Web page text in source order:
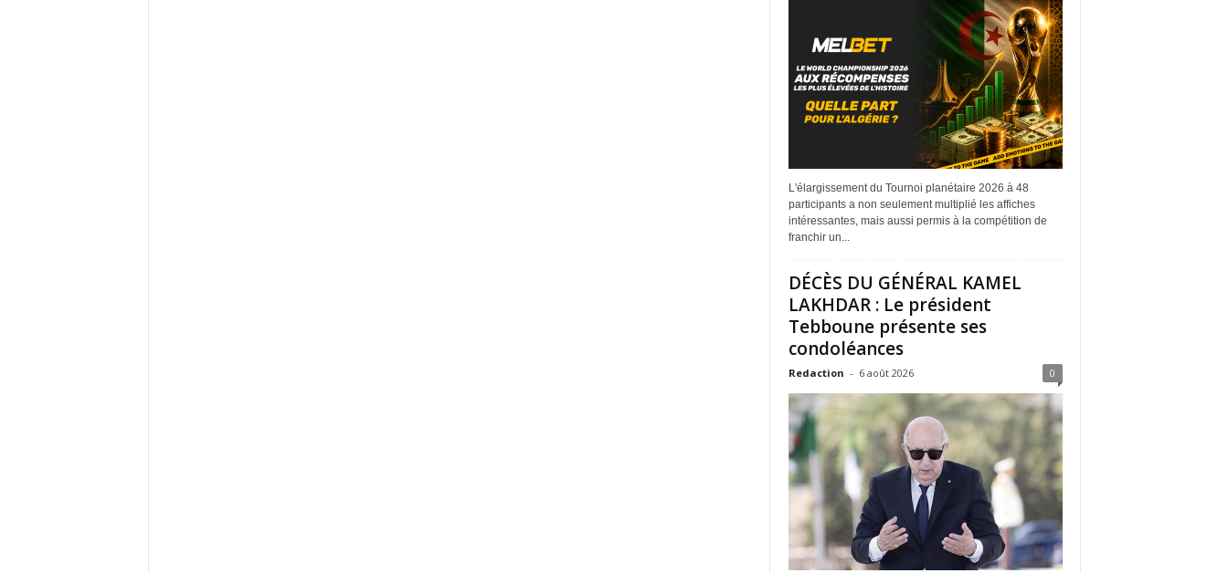
L'élargissement du Tournoi planétaire 2026 à 48
participants a non seulement multiplié les affiches
intéressantes, mais aussi permis à la compétition de
franchir un...
DÉCÈS DU GÉNÉRAL KAMEL
LAKHDAR : Le président
Tebboune présente ses
condoléances
Redaction - 6 août 2026 0